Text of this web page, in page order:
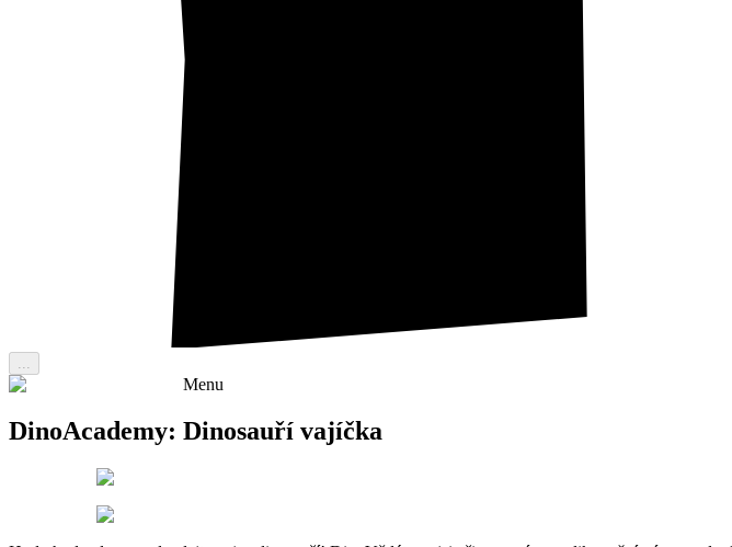
Menu
DinoAcademy: Dinosauří vajíčka